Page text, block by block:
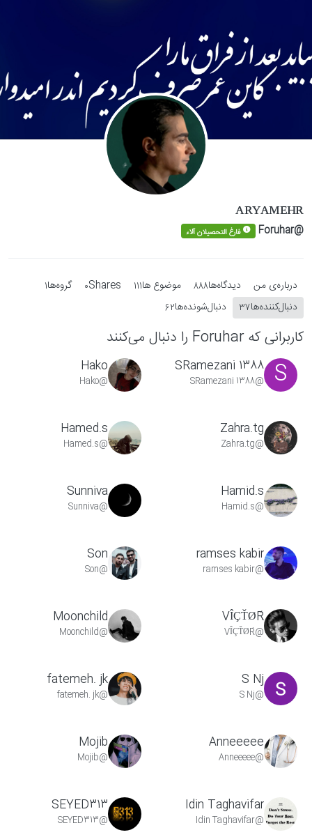
ᴀʀʏᴀᴍᴇʜʀ
@Foruhar فارغ التحصیلان آلاء
درباره‌‌ی من دیدگاه‌ها888 موضوع ها111
Shares
0 گروه‌ها1
دنبال‌کننده‌ها37 دنبال‌شونده‌ها62
کاربرانی که Foruhar را دنبال می‌کنند
S
SRamezani 1388
@SRamezani 1388
Hako
@Hako
Zahra.tg
@Zahra.tg
Hamed.s
@Hamed.s
Hamid.s
@Hamid.s
Sunniva
@Sunniva
ramses kabir
@ramses kabir
Son
@Son
VÎÇŤØŔ
@VÎÇŤØŔ
Moonchild
@Moonchild
S Nj
@S Nj
fatemeh. jk
@fatemeh. jk
Anneeeee
@Anneeeee
Mojib
@Mojib
Idin Taghavifar
@Idin Taghavifar
SEYED313
@SEYED313